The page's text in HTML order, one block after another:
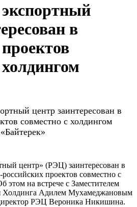
в
центр» (РЭЦ) заинтересован в
российских проектов совместно с
этом на встрече с Заместителем
Холдинга Адилем Мухамеджановым
РЭЦ Вероника Никишина.